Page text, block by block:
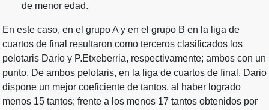
de menor edad.
En este caso, en el grupo A y en el grupo B en la liga de
cuartos de final resultaron como terceros clasificados los
pelotaris Dario y P.Etxeberria, respectivamente; ambos con un
punto. De ambos pelotaris, en la liga de cuartos de final, Dario
dispone un mejor coeficiente de tantos, al haber logrado
menos 15 tantos; frente a los menos 17 tantos obtenidos por